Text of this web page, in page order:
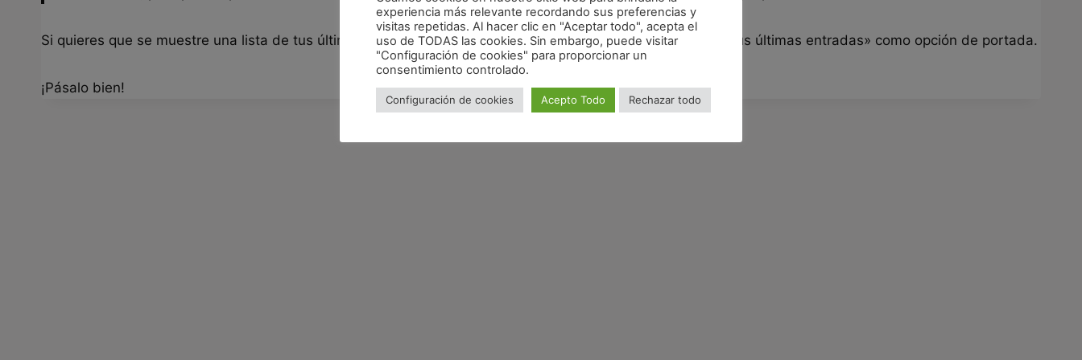
Si quieres que se muestre una lista de tus últimas entradas en tu portada, debes ir a losAjustesy elegir «Tus últimas entradas» como opción de portada.
¡Pásalo bien!
experiencia más relevante recordando sus preferencias y
visitas repetidas. Al hacer clic en "Aceptar todo", acepta el
uso de TODAS las cookies. Sin embargo, puede visitar
"Configuración de cookies" para proporcionar un
consentimiento controlado.
Configuración de cookies Acepto Todo Rechazar todo